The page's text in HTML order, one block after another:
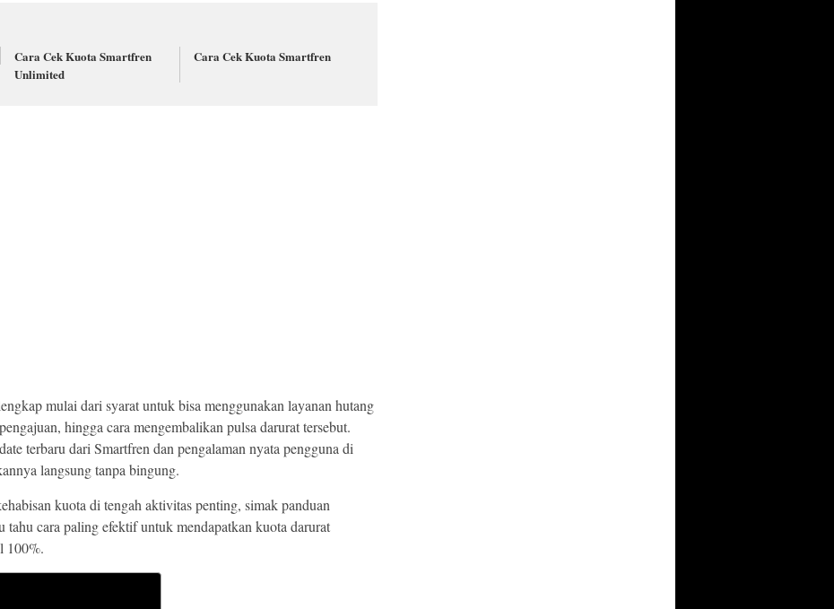
Cara Cek Kuota Smartfren
Unlimited
Cara Cek Kuota Smartfren
mulai dari syarat untuk bisa menggunakan layanan hutang
hingga cara mengembalikan pulsa darurat tersebut.
terbaru dari Smartfren dan pengalaman nyata pengguna di
langsung tanpa bingung.
kuota di tengah aktivitas penting, simak panduan
cara paling efektif untuk mendapatkan kuota darurat
100%.